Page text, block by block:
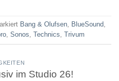
Bang & Olufsen, BlueSound,
, Sonos, Technics, Trivum
im Studio 26!